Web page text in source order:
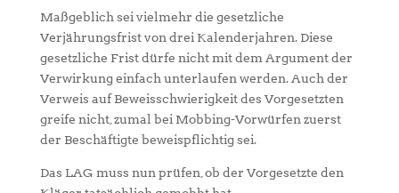
Maßgeblich sei vielmehr die gesetzliche
Verjährungsfrist von drei Kalenderjahren. Diese
gesetzliche Frist dürfe nicht mit dem Argument der
Verwirkung einfach unterlaufen werden. Auch der
Verweis auf Beweisschwierigkeit des Vorgesetzten
greife nicht, zumal bei Mobbing-Vorwürfen zuerst
der Beschäftigte beweispflichtig sei.
Das LAG muss nun prüfen, ob der Vorgesetzte den